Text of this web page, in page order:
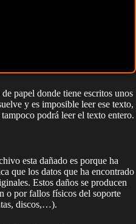
papel donde tiene escritos unos
y es imposible leer ese texto,
podrá leer el texto entero.
esta dañado es porque ha
que los datos que ha encontrado
Estos daños se producen
o por fallos físicos del soporte
discos,…).